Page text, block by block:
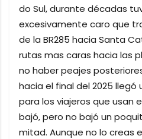
do Sul, durante décadas
excesivamente caro que
de la BR285 hacia Santa
rutas mas caras hacia las
no haber peajes
hacia el final del 2025
para los viajeros que usan
bajó, pero no bajó un
mitad. Aunque no lo creas